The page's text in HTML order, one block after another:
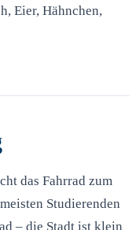
Eier, Hähnchen,
das Fahrrad zum
Studierenden
– die Stadt ist klein